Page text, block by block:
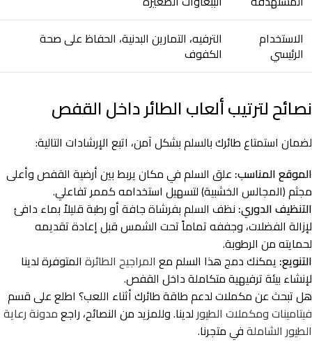
الاستخدام
الرئيسي
الترفيه، التمارين البدنية، الحفاظ على صحة
الكفوف
نصائح لترتيب ألعاب الطائر داخل القفص
لضمان استمتاع طائرك بالسلم بشكل آمن، اتبع الإرشادات التالية:
الموقع المناسب: علق السلم في مكان يربط بين أرضية القفص وأعلى
مجثم (المجالس الخشبية) لتسهيل استخدامه كممر تفاعلي.
التنظيف الدوري: نظف السلم بفرشاة جافة أو رطبة قليلاً بماء دافئ
لإزالة الفضلات، وجففه تماماً تحت الشمس قبل إعادة تقديمه
لحمايته من الرطوبة.
التنويع: يمكنك دمج هذا السلم مع المراجيح الطائرة المتوفرة لدينا
لإنشاء بيئة ترفيهية متكاملة داخل القفص.
هل تبحث عن مكملات لدعم طاقة طائرك أثناء اللعب؟ اطلع على قسم
فيتامينات ومكملات الطيورلدينا. وللمزيد من النصائح، راجعمدونة رعاية
الطيور الشاملةفي متجرنا.